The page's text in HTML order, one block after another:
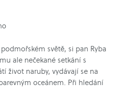
světě, si pan Ryba
ale nečekané setkání s
život naruby, vydávají se na
oceánem. Při hledání